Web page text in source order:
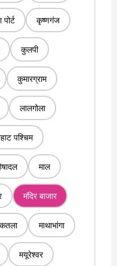
कृष्णगंज
कुलपी
कुमारग्राम
लालगोला
पश्चिम
माल
मंदिर बाजार
माथाभांगा
मयूरेश्वर